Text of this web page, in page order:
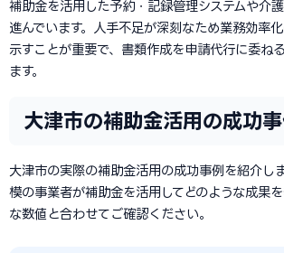
補助金を活用した予約・記録管理システムや介
進んでいます。人手不足が深刻なため業務効率
示すことが重要で、書類作成を申請代行に委ね
ます。
大津市の補助金活用の成功事
大津市の実際の補助金活用の成功事例を紹介し
模の事業者が補助金を活用してどのような成果
な数値と合わせてご確認ください。